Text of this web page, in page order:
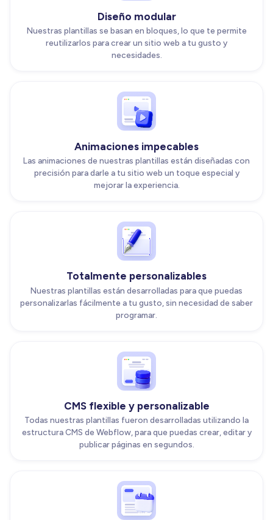
Diseño modular
Nuestras plantillas se basan en bloques, lo que te permite
reutilizarlos para crear un sitio web a tu gusto y
necesidades.
Animaciones impecables
Las animaciones de nuestras plantillas están diseñadas con
precisión para darle a tu sitio web un toque especial y
mejorar la experiencia.
Totalmente personalizables
Nuestras plantillas están desarrolladas para que puedas
personalizarlas fácilmente a tu gusto, sin necesidad de saber
programar.
CMS flexible y personalizable
Todas nuestras plantillas fueron desarrolladas utilizando la
estructura CMS de Webflow, para que puedas crear, editar y
publicar páginas en segundos.